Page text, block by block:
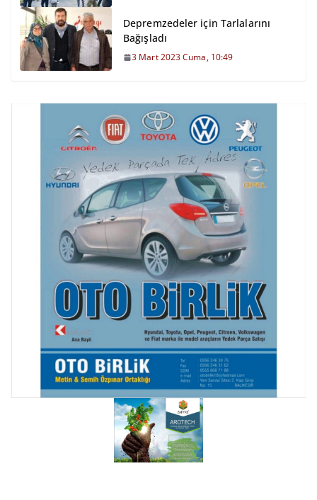
Depremzedeler için Tarlalarını
Bağışladı
3 Mart 2023 Cuma, 10:49